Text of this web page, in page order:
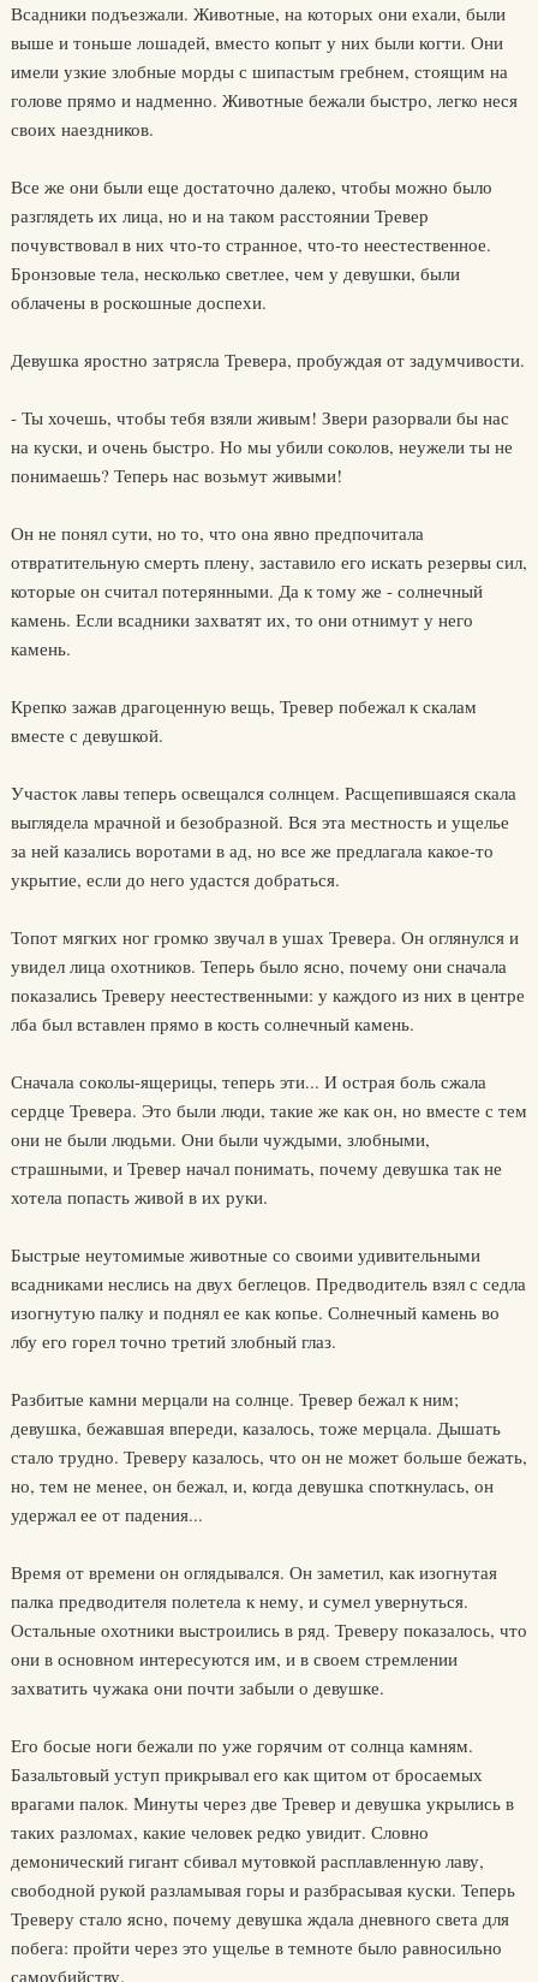
Всадники подъезжали. Животные, на которых они ехали, были
выше и тоньше лошадей, вместо копыт у них были когти. Они
имели узкие злобные морды с шипастым гребнем, стоящим на
голове прямо и надменно. Животные бежали быстро, легко неся
своих наездников.
Все же они были еще достаточно далеко, чтобы можно было
разглядеть их лица, но и на таком расстоянии Тревер
почувствовал в них что-то странное, что-то неестественное.
Бронзовые тела, несколько светлее, чем у девушки, были
облачены в роскошные доспехи.
Девушка яростно затрясла Тревера, пробуждая от задумчивости.
- Ты хочешь, чтобы тебя взяли живым! Звери разорвали бы нас
на куски, и очень быстро. Но мы убили соколов, неужели ты не
понимаешь? Теперь нас возьмут живыми!
Он не понял сути, но то, что она явно предпочитала
отвратительную смерть плену, заставило его искать резервы сил,
которые он считал потерянными. Да к тому же - солнечный
камень. Если всадники захватят их, то они отнимут у него
камень.
Крепко зажав драгоценную вещь, Тревер побежал к скалам
вместе с девушкой.
Участок лавы теперь освещался солнцем. Расщепившаяся скала
выглядела мрачной и безобразной. Вся эта местность и ущелье
за ней казались воротами в ад, но все же предлагала какое-то
укрытие, если до него удастся добраться.
Топот мягких ног громко звучал в ушах Тревера. Он оглянулся и
увидел лица охотников. Теперь было ясно, почему они сначала
показались Треверу неестественными: у каждого из них в центре
лба был вставлен прямо в кость солнечный камень.
Сначала соколы-ящерицы, теперь эти... И острая боль сжала
сердце Тревера. Это были люди, такие же как он, но вместе с тем
они не были людьми. Они были чуждыми, злобными,
страшными, и Тревер начал понимать, почему девушка так не
хотела попасть живой в их руки.
Быстрые неутомимые животные со своими удивительными
всадниками неслись на двух беглецов. Предводитель взял с седла
изогнутую палку и поднял ее как копье. Солнечный камень во
лбу его горел точно третий злобный глаз.
Разбитые камни мерцали на солнце. Тревер бежал к ним;
девушка, бежавшая впереди, казалось, тоже мерцала. Дышать
стало трудно. Треверу казалось, что он не может больше бежать,
но, тем не менее, он бежал, и, когда девушка споткнулась, он
удержал ее от падения...
Время от времени он оглядывался. Он заметил, как изогнутая
палка предводителя полетела к нему, и сумел увернуться.
Остальные охотники выстроились в ряд. Треверу показалось, что
они в основном интересуются им, и в своем стремлении
захватить чужака они почти забыли о девушке.
Его босые ноги бежали по уже горячим от солнца камням.
Базальтовый уступ прикрывал его как щитом от бросаемых
врагами палок. Минуты через две Тревер и девушка укрылись в
таких разломах, какие человек редко увидит. Словно
демонический гигант сбивал мутовкой расплавленную лаву,
свободной рукой разламывая горы и разбрасывая куски. Теперь
Треверу стало ясно, почему девушка ждала дневного света для
побега: пройти через это ущелье в темноте было равносильно
самоубийству.